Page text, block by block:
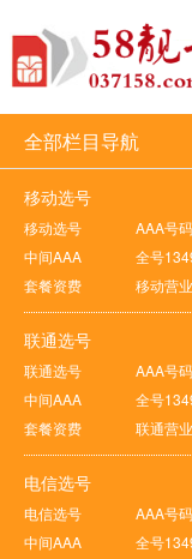
全部栏目导航
移动选号
移动选号
AAA号码
中间AAA
全号
套餐资费
移动营
联通选号
联通选号
AAA号码
中间AAA
全号
套餐资费
联通营
电信选号
电信选号
AAA号码
中间AAA
全号